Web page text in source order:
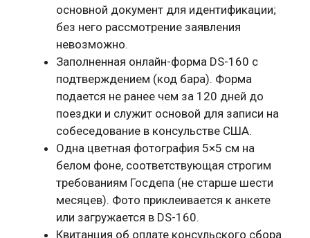
основной документ для идентификации;
без него рассмотрение заявления
невозможно.
Заполненная онлайн-форма DS-160 с
подтверждением (код бара). Форма
подается не ранее чем за 120 дней до
поездки и служит основой для записи на
собеседование в консульстве США.
Одна цветная фотография 5×5 см на
белом фоне, соответствующая строгим
требованиям Госдепа (не старше шести
месяцев). Фото приклеивается к анкете
или загружается в DS-160.
Квитанция об оплате консульского сбора